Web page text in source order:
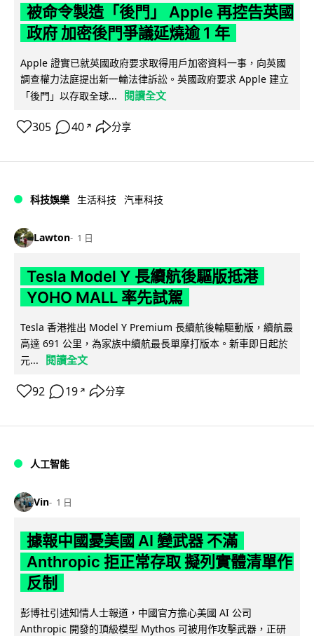
被命令製造「後門」 Apple 再控告英國
政府 加密後門爭議延燒逾 1 年
Apple 證實已就英國政府要求取得用戶加密資料一事，向英國
調查權力法庭提出新一輪法律訴訟。英國政府要求 Apple 建立
「後門」以存取全球...
閱讀全文
305 40 ↗ 分享
科技娛樂 生活科技 汽車科技
Lawton 1 日
Tesla Model Y 長續航後驅版抵港
YOHO MALL 率先試駕
Tesla 香港推出 Model Y Premium 長續航後輪驅動版，續航最
高達 691 公里，為家族中續航最長單摩打版本。新車即日起於
元...
閱讀全文
92 19 ↗ 分享
人工智能
Vin 1 日
據報中國憂美國 AI 變武器 不滿
Anthropic 拒正常存取 擬列實體清單作
反制
彭博社引述知情人士報道，中國官方擔心美國 AI 公司
Anthropic 開發的頂級模型 Mythos 可被用作攻擊武器，正研